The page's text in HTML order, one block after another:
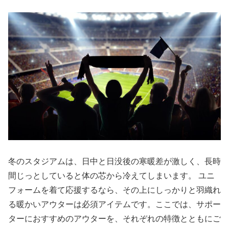
冬のスタジアムは、日中と日没後の寒暖差が激しく、長時
間じっとしていると体の芯から冷えてしまいます。 ユニ
フォームを着て応援するなら、その上にしっかりと羽織れ
る暖かいアウターは必須アイテムです。ここでは、サポー
ターにおすすめのアウターを、それぞれの特徴とともにご